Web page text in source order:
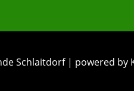
Schlaitdorf | powered by